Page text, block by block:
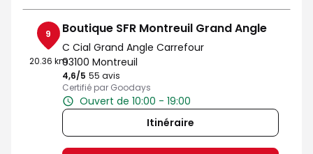
9
20.36 km
Boutique SFR Montreuil Grand Angle
C Cial Grand Angle Carrefour
93100 Montreuil
4,6/5 Note de 4.6 sur 5
55 avis
Certifié par Goodays
Ouvert de 10:00 - 19:00
Itinéraire